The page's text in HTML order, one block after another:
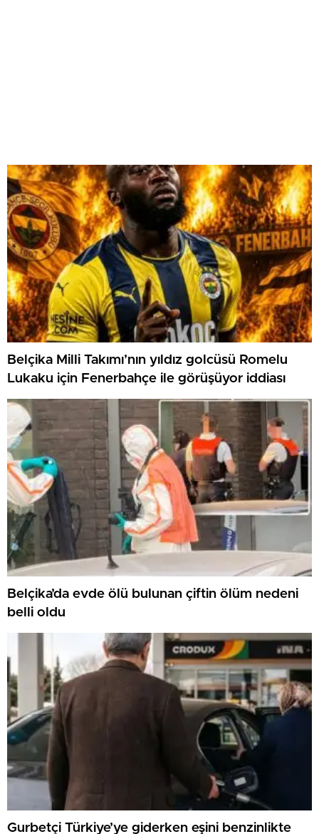
Belçika Milli Takımı’nın yıldız golcüsü Romelu
Lukaku için Fenerbahçe ile görüşüyor iddiası
Belçika’da evde ölü bulunan çiftin ölüm nedeni
belli oldu
Gurbetçi Türkiye’ye giderken eşini benzinlikte